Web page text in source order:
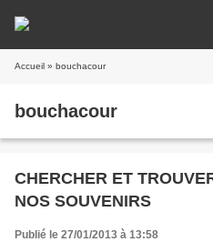
Accueil » bouchacour
bouchacour
CHERCHER ET
NOS SOUVENIRS
Publié le 27/01/2013 à 13:58